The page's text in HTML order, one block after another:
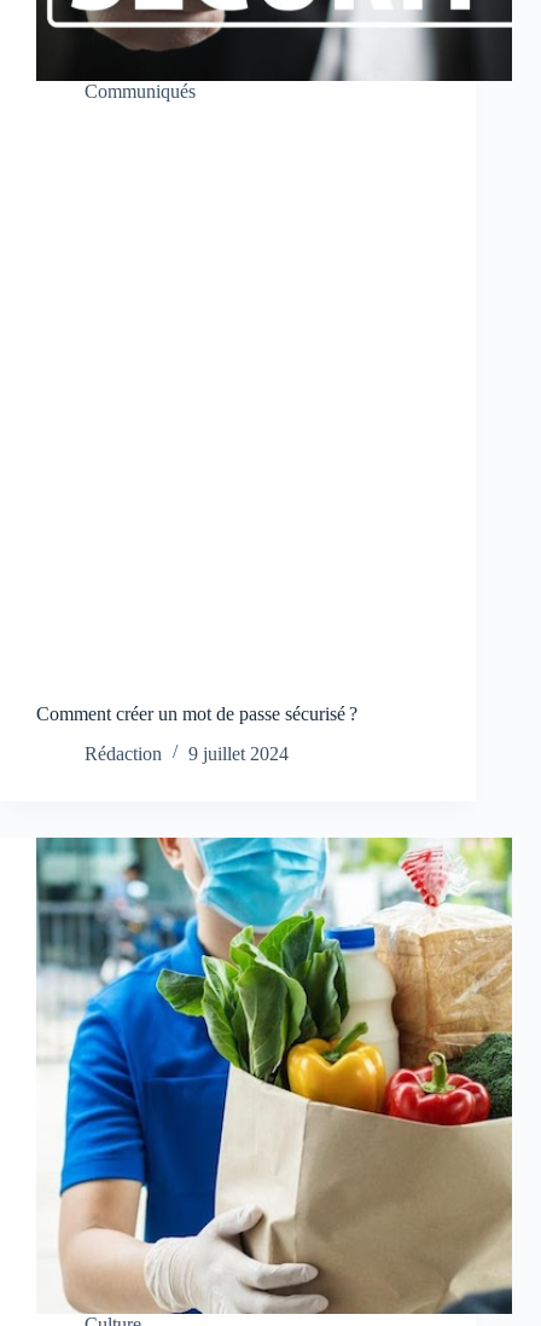
Communiqués
Comment créer un mot de passe sécurisé ?
Rédaction
9 juillet 2024